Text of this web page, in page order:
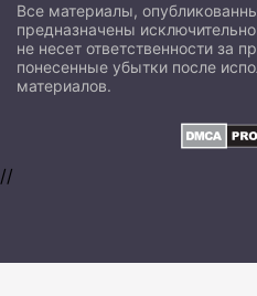
Все материалы,
предназначены
не несет ответственности за
понесенные убытки после
материалов.
//